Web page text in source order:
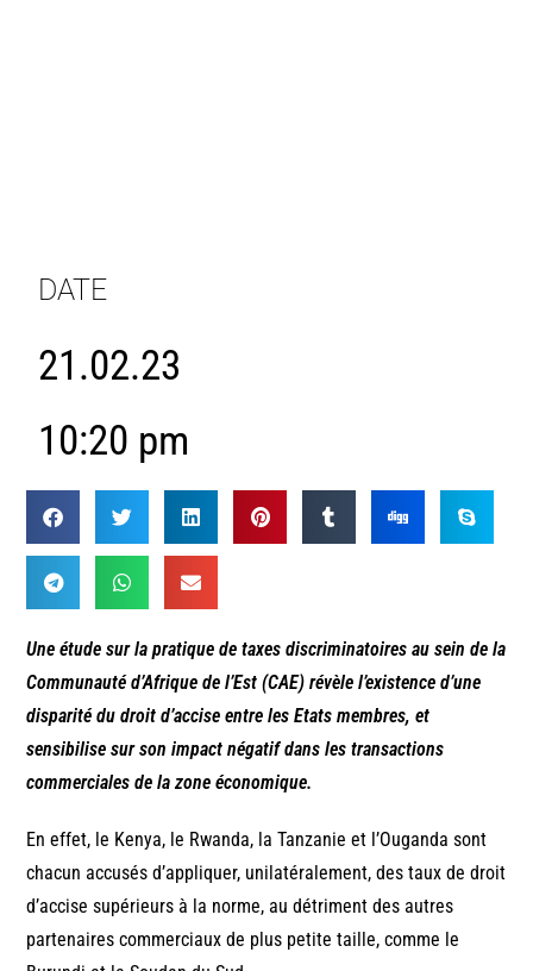
DATE
21.02.23
10:20 pm
Une étude sur la pratique de taxes discriminatoires au sein de la
Communauté d’Afrique de l’Est (CAE) révèle l’existence d’une
disparité du droit d’accise entre les Etats membres, et
sensibilise sur son impact négatif dans les transactions
commerciales de la zone économique.
En effet, le Kenya, le Rwanda, la Tanzanie et l’Ouganda sont
chacun accusés d’appliquer, unilatéralement, des taux de droit
d’accise supérieurs à la norme, au détriment des autres
partenaires commerciaux de plus petite taille, comme le